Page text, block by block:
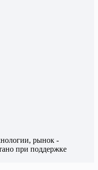
рынок -
при поддержке